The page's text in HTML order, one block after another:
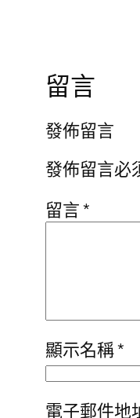
留言
發佈留言
發佈留言必
留言*
顯示名稱*
電子郵件地